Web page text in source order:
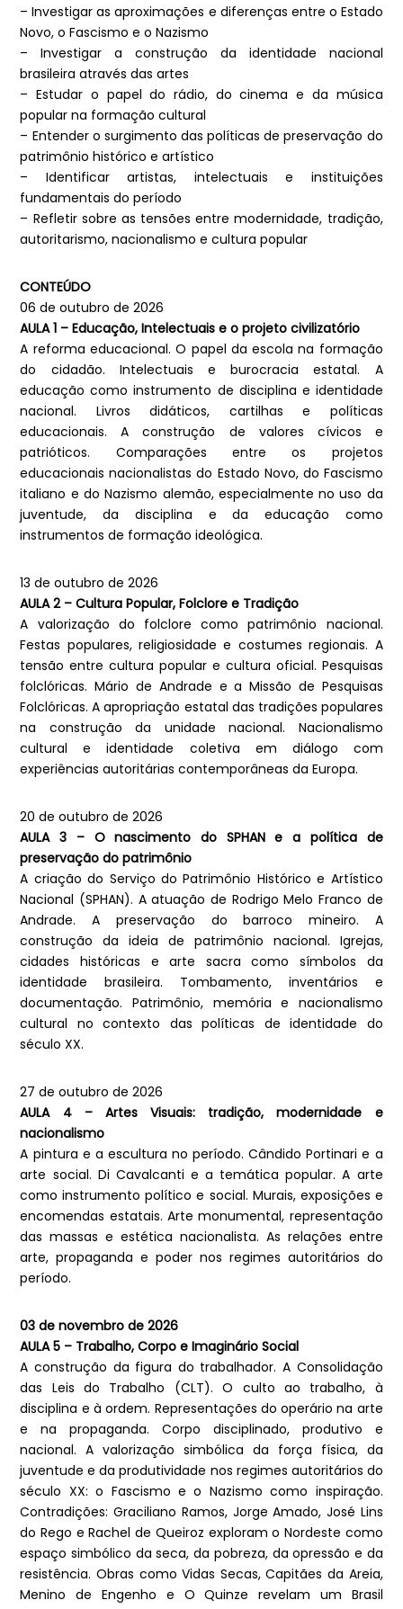
– Investigar as aproximações e diferenças entre o Estado
Novo, o Fascismo e o Nazismo
– Investigar a construção da identidade nacional
brasileira através das artes
– Estudar o papel do rádio, do cinema e da música
popular na formação cultural
– Entender o surgimento das políticas de preservação do
patrimônio histórico e artístico
– Identificar artistas, intelectuais e instituições
fundamentais do período
– Refletir sobre as tensões entre modernidade, tradição,
autoritarismo, nacionalismo e cultura popular
CONTEÚDO
06 de outubro de 2026
AULA 1 – Educação, Intelectuais e o projeto civilizatório
A reforma educacional. O papel da escola na formação
do cidadão. Intelectuais e burocracia estatal. A
educação como instrumento de disciplina e identidade
nacional. Livros didáticos, cartilhas e políticas
educacionais. A construção de valores cívicos e
patrióticos. Comparações entre os projetos
educacionais nacionalistas do Estado Novo, do Fascismo
italiano e do Nazismo alemão, especialmente no uso da
juventude, da disciplina e da educação como
instrumentos de formação ideológica.
13 de outubro de 2026
AULA 2 – Cultura Popular, Folclore e Tradição
A valorização do folclore como patrimônio nacional.
Festas populares, religiosidade e costumes regionais. A
tensão entre cultura popular e cultura oficial. Pesquisas
folclóricas. Mário de Andrade e a Missão de Pesquisas
Folclóricas. A apropriação estatal das tradições populares
na construção da unidade nacional. Nacionalismo
cultural e identidade coletiva em diálogo com
experiências autoritárias contemporâneas da Europa.
20 de outubro de 2026
AULA 3 – O nascimento do SPHAN e a política de
preservação do patrimônio
A criação do Serviço do Patrimônio Histórico e Artístico
Nacional (SPHAN). A atuação de Rodrigo Melo Franco de
Andrade. A preservação do barroco mineiro. A
construção da ideia de patrimônio nacional. Igrejas,
cidades históricas e arte sacra como símbolos da
identidade brasileira. Tombamento, inventários e
documentação. Patrimônio, memória e nacionalismo
cultural no contexto das políticas de identidade do
século XX.
27 de outubro de 2026
AULA 4 – Artes Visuais: tradição, modernidade e
nacionalismo
A pintura e a escultura no período. Cândido Portinari e a
arte social. Di Cavalcanti e a temática popular. A arte
como instrumento político e social. Murais, exposições e
encomendas estatais. Arte monumental, representação
das massas e estética nacionalista. As relações entre
arte, propaganda e poder nos regimes autoritários do
período.
03 de novembro de 2026
AULA 5 – Trabalho, Corpo e Imaginário Social
A construção da figura do trabalhador. A Consolidação
das Leis do Trabalho (CLT). O culto ao trabalho, à
disciplina e à ordem. Representações do operário na arte
e na propaganda. Corpo disciplinado, produtivo e
nacional. A valorização simbólica da força física, da
juventude e da produtividade nos regimes autoritários do
século XX: o Fascismo e o Nazismo como inspiração.
Contradições: Graciliano Ramos, Jorge Amado, José Lins
do Rego e Rachel de Queiroz exploram o Nordeste como
espaço simbólico da seca, da pobreza, da opressão e da
resistência. Obras como Vidas Secas, Capitães da Areia,
Menino de Engenho e O Quinze revelam um Brasil